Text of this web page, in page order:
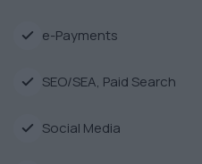
e-Payments
SEO/SEA, Paid Search
Social Media